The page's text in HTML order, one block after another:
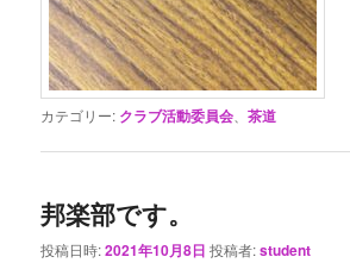
カテゴリー: クラブ活動委員会 、茶道
邦楽部です。
投稿日時:2021年10月8日 投稿者:student